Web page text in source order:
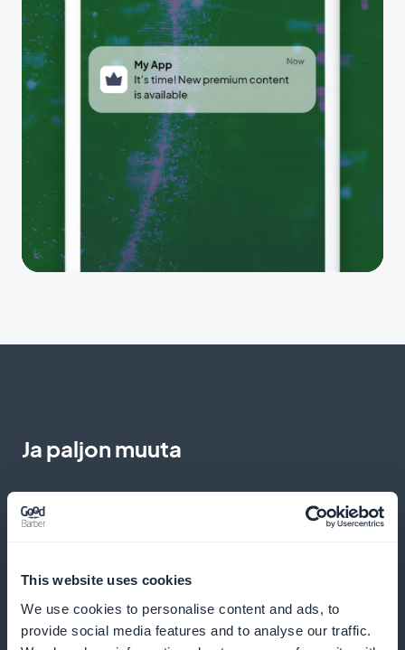
This website uses cookies
We use cookies to personalise content and ads, to
provide social media features and to analyse our traffic.
Ja paljon muuta
Yksityiskohtaiset tilaajatilastot tieteen ja
teknologian sisällöstä